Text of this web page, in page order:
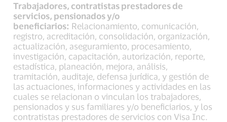
Trabajadores, contratistas prestadores de
servicios, pensionados y/o
beneficiarios: Relacionamiento, comunicación,
registro, acreditación, consolidación, organización,
actualización, aseguramiento, procesamiento,
investigación, capacitación, autorización, reporte,
estadística, planeación, mejora, análisis,
tramitación, auditaje, defensa jurídica, y gestión de
las actuaciones, informaciones y actividades en las
cuales se relacionan o vinculan los trabajadores,
pensionados y sus familiares y/o beneficiarios, y los
contratistas prestadores de servicios con Visa Inc.